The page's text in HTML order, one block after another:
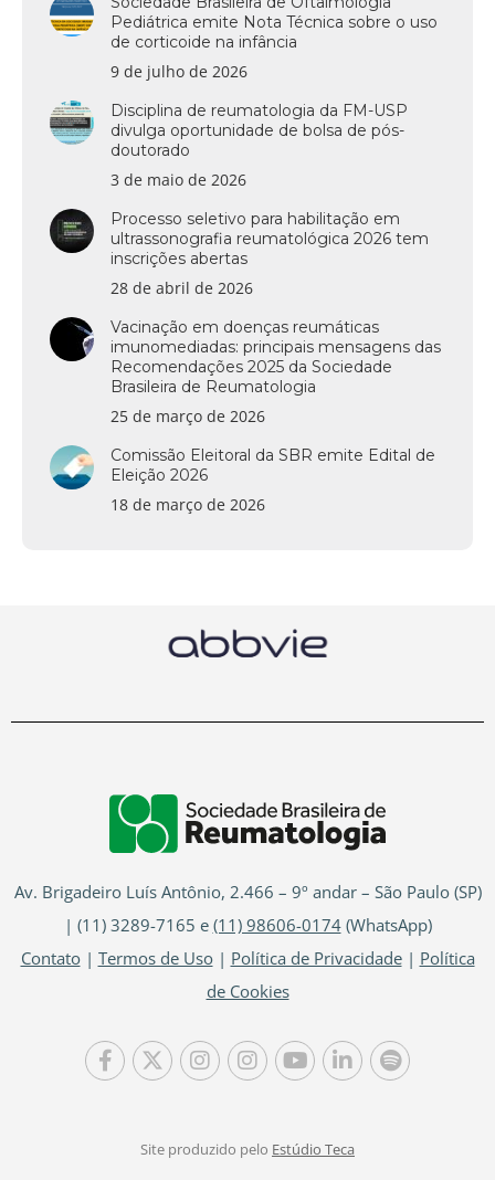
Pediátrica emite Nota Técnica sobre o uso
de corticoide na infância
9 de julho de 2026
Disciplina de reumatologia da FM-USP
divulga oportunidade de bolsa de pós-
doutorado
3 de maio de 2026
Processo seletivo para habilitação em
ultrassonografia reumatológica 2026 tem
inscrições abertas
28 de abril de 2026
Vacinação em doenças reumáticas
imunomediadas: principais mensagens das
Recomendações 2025 da Sociedade
Brasileira de Reumatologia
25 de março de 2026
Comissão Eleitoral da SBR emite Edital de
Eleição 2026
18 de março de 2026
Av. Brigadeiro Luís Antônio, 2.466 – 9º andar – São Paulo (SP)
| (11) 3289-7165 e (11) 98606-0174(WhatsApp)
Contato| Termos de Uso| Política de Privacidade| Política
de Cookies
Site produzido pelo Estúdio Teca